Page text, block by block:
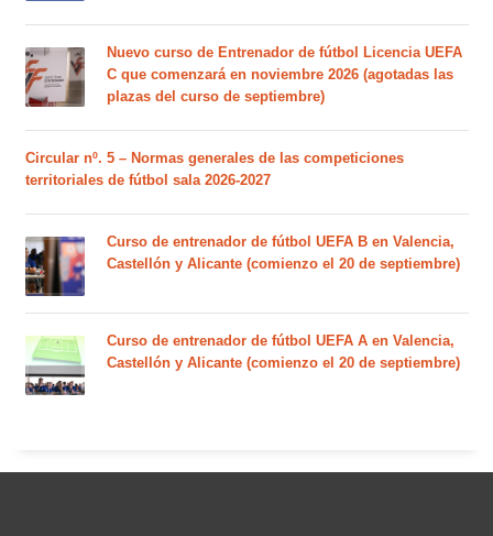
Nuevo curso de Entrenador de fútbol Licencia UEFA
C que comenzará en noviembre 2026 (agotadas las
plazas del curso de septiembre)
Circular nº. 5 – Normas generales de las competiciones
territoriales de fútbol sala 2026-2027
Curso de entrenador de fútbol UEFA B en Valencia,
Castellón y Alicante (comienzo el 20 de septiembre)
Curso de entrenador de fútbol UEFA A en Valencia,
Castellón y Alicante (comienzo el 20 de septiembre)